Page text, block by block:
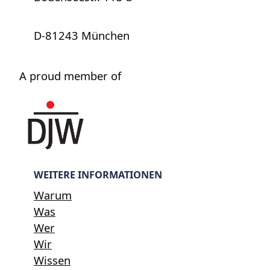
D-81243 München
A proud member of
WEITERE INFORMATIONEN
Warum
Was
Wer
Wir
Wissen